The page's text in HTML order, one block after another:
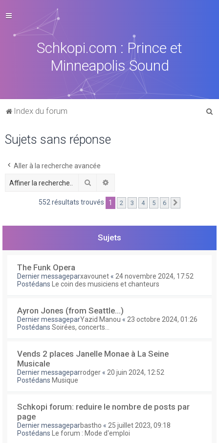
Schkopi.com : Prince et
Minneapolis Sound
Index du forum
Sujets sans réponse
Aller à la recherche avancée
Rechercher
552 résultats trouvés 1 2 3 4 5 6
Sujets
The Funk Opera
Dernier messageparxavounet « 24 novembre 2024, 17:52
Postédans
Le coin des musiciens et chanteurs
Ayron Jones (from Seattle...)
Dernier messageparYazid Manou « 23 octobre 2024, 01:26
Postédans Soirées, concerts...
Vends 2 places Janelle Monae à La Seine
Musicale
Dernier messageparrodger « 20 juin 2024, 12:52
Postédans Musique
Schkopi forum: reduire le nombre de posts par
page
Dernier messageparbastho « 25 juillet 2023, 09:18
Postédans
Le forum : Mode d'emploi